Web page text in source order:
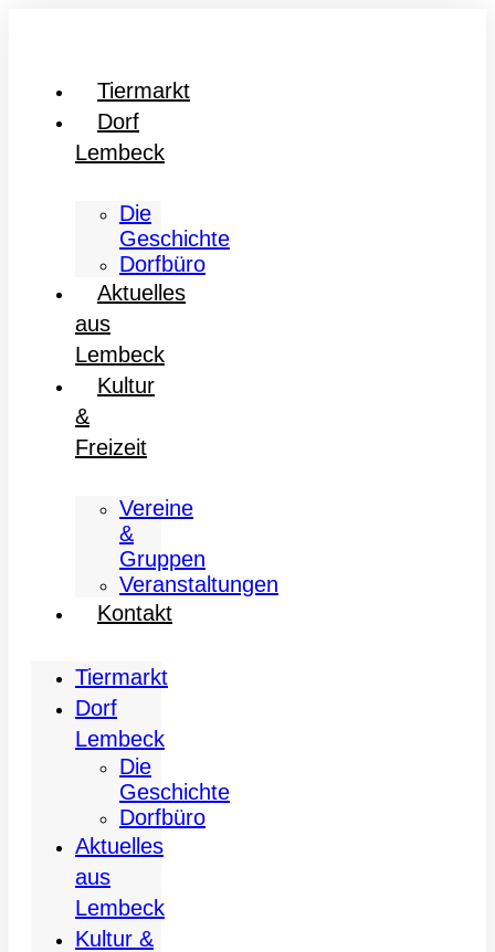
Tiermarkt
Dorf
Lembeck
Die
Geschichte
Dorfbüro
Aktuelles
aus
Lembeck
Kultur
&
Freizeit
Vereine
&
Gruppen
Veranstaltungen
Kontakt
Tiermarkt
Dorf
Lembeck
Die
Geschichte
Dorfbüro
Aktuelles
aus
Lembeck
Kultur &